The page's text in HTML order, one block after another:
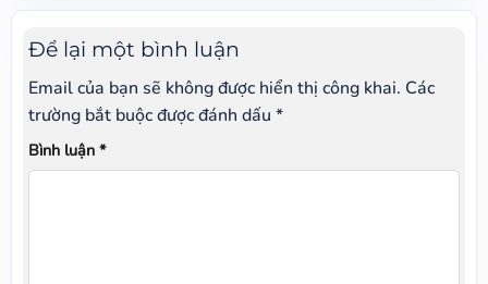
Để lại một bình luận
Email của bạn sẽ không được hiển thị công khai. Các
trường bắt buộc được đánh dấu *
Bình luận *